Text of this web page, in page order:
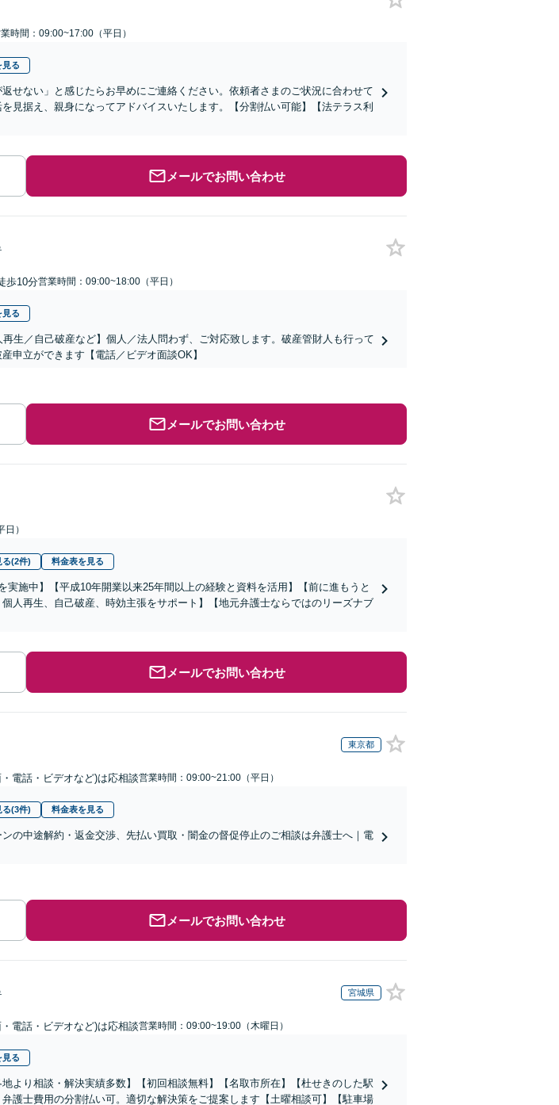
時間：09:00~17:00（平日）
見る
せない」と感じたらお早めにご連絡ください。依頼者さまのご状況に合わせて
見据え、親身になってアドバイスいたします。【分割払い可能】【法テラス利
メールでお問い合わせ
歩10分営業時間：09:00~18:00（平日）
見る
再生／自己破産など】個人／法人問わず、ご対応致します。破産管財人も行って
申立ができます【電話／ビデオ面談OK】
メールでお問い合わせ
）
る(2件) 料金表を見る
実施中】【平成10年開業以来25年間以上の経験と資料を活用】【前に進もうと
人再生、自己破産、時効主張をサポート】【地元弁護士ならではのリーズナブ
メールでお問い合わせ
東京都
電話・ビデオなど)は応相談営業時間：09:00~21:00（平日）
る(3件) 料金表を見る
ンの中途解約・返金交渉、先払い買取・闇金の督促停止のご相談は弁護士へ｜電
メールでお問い合わせ
宮城県
電話・ビデオなど)は応相談営業時間：09:00~19:00（木曜日）
見る
より相談・解決実績多数】【初回相談無料】【名取市所在】【杜せきのした駅
護士費用の分割払い可。適切な解決策をご提案します【土曜相談可】【駐車場